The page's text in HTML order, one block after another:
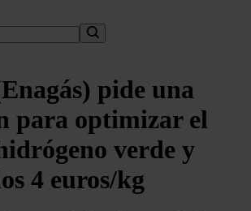
pide una
para optimizar el
verde y
4 euros/kg